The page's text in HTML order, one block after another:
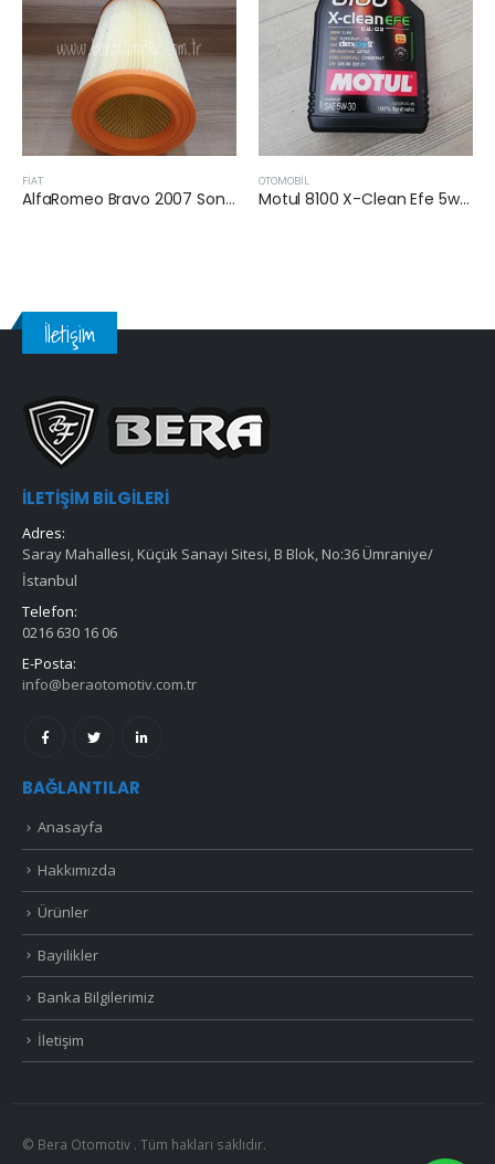
FİAT
AlfaRomeo Bravo 2007 Sonrası 1.6 M-Jet Hava Filtresi
OTOMOBİL
Motul 8100 X-Clean Efe 5w30 1 Lt
İletişim
İLETIŞIM BILGILERI
Adres:
Saray Mahallesi, Küçük Sanayi Sitesi, B Blok, No:36 Ümraniye/
İstanbul
Telefon:
0216 630 16 06
E-Posta:
info@beraotomotiv.com.tr
BAĞLANTILAR
Anasayfa
Hakkımızda
Ürünler
Bayilikler
Banka Bilgilerimiz
İletişim
© Bera Otomotiv . Tüm hakları saklıdır.